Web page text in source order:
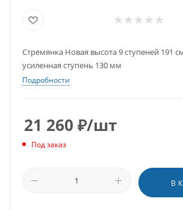
Стремянка Новая высота 9 ступеней 191
усиленная ступень 130 мм
Подробности
21 260 ₽/шт
Под заказ
В